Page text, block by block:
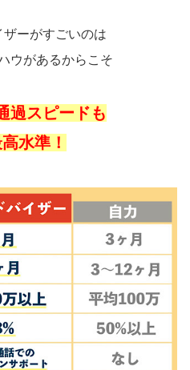
ーがすごいのは
ウがあるからこそ
過スピードも
水準！